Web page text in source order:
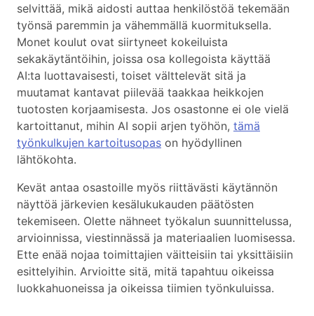
selvittää, mikä aidosti auttaa henkilöstöä tekemään
työnsä paremmin ja vähemmällä kuormituksella.
Monet koulut ovat siirtyneet kokeiluista
sekakäytäntöihin, joissa osa kollegoista käyttää
AI:ta luottavaisesti, toiset välttelevät sitä ja
muutamat kantavat piilevää taakkaa heikkojen
tuotosten korjaamisesta. Jos osastonne ei ole vielä
kartoittanut, mihin AI sopii arjen työhön, tämä
työnkulkujen kartoitusopas on hyödyllinen
lähtökohta.
Kevät antaa osastoille myös riittävästi käytännön
näyttöä järkevien kesälukukauden päätösten
tekemiseen. Olette nähneet työkalun suunnittelussa,
arvioinnissa, viestinnässä ja materiaalien luomisessa.
Ette enää nojaa toimittajien väitteisiin tai yksittäisiin
esittelyihin. Arvioitte sitä, mitä tapahtuu oikeissa
luokkahuoneissa ja oikeissa tiimien työnkuluissa.